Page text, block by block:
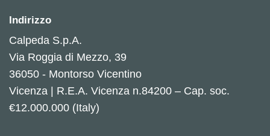
Indirizzo
Calpeda S.p.A.
Via Roggia di Mezzo, 39
36050 - Montorso Vicentino
Vicenza | R.E.A. Vicenza n.84200 – Cap. soc.
€12.000.000 (Italy)